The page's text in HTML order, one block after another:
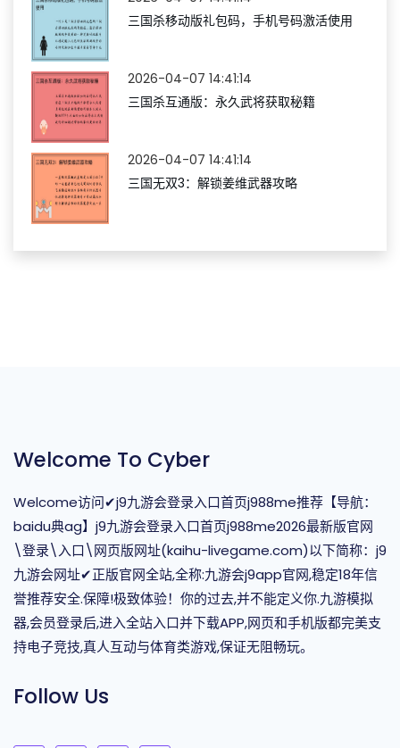
三国杀移动版礼包码，手机号码激活使用
2026-04-07 14:41:14
三国杀互通版：永久武将获取秘籍
2026-04-07 14:41:14
三国无双3：解锁姜维武器攻略
Welcome To Cyber
Welcome访问✔j9九游会登录入口首页j988me推荐【导航：
baidu典ag】j9九游会登录入口首页j988me2026最新版官网
\登录\入口\网页版网址(kaihu-livegame.com)以下简称：j9
九游会网址✔正版官网全站,全称:九游会j9app官网,稳定18年信
誉推荐安全.保障!极致体验！你的过去,并不能定义你.九游模拟
器,会员登录后,进入全站入口并下载APP,网页和手机版都完美支
持电子竞技,真人互动与体育类游戏,保证无阻畅玩。
Follow Us